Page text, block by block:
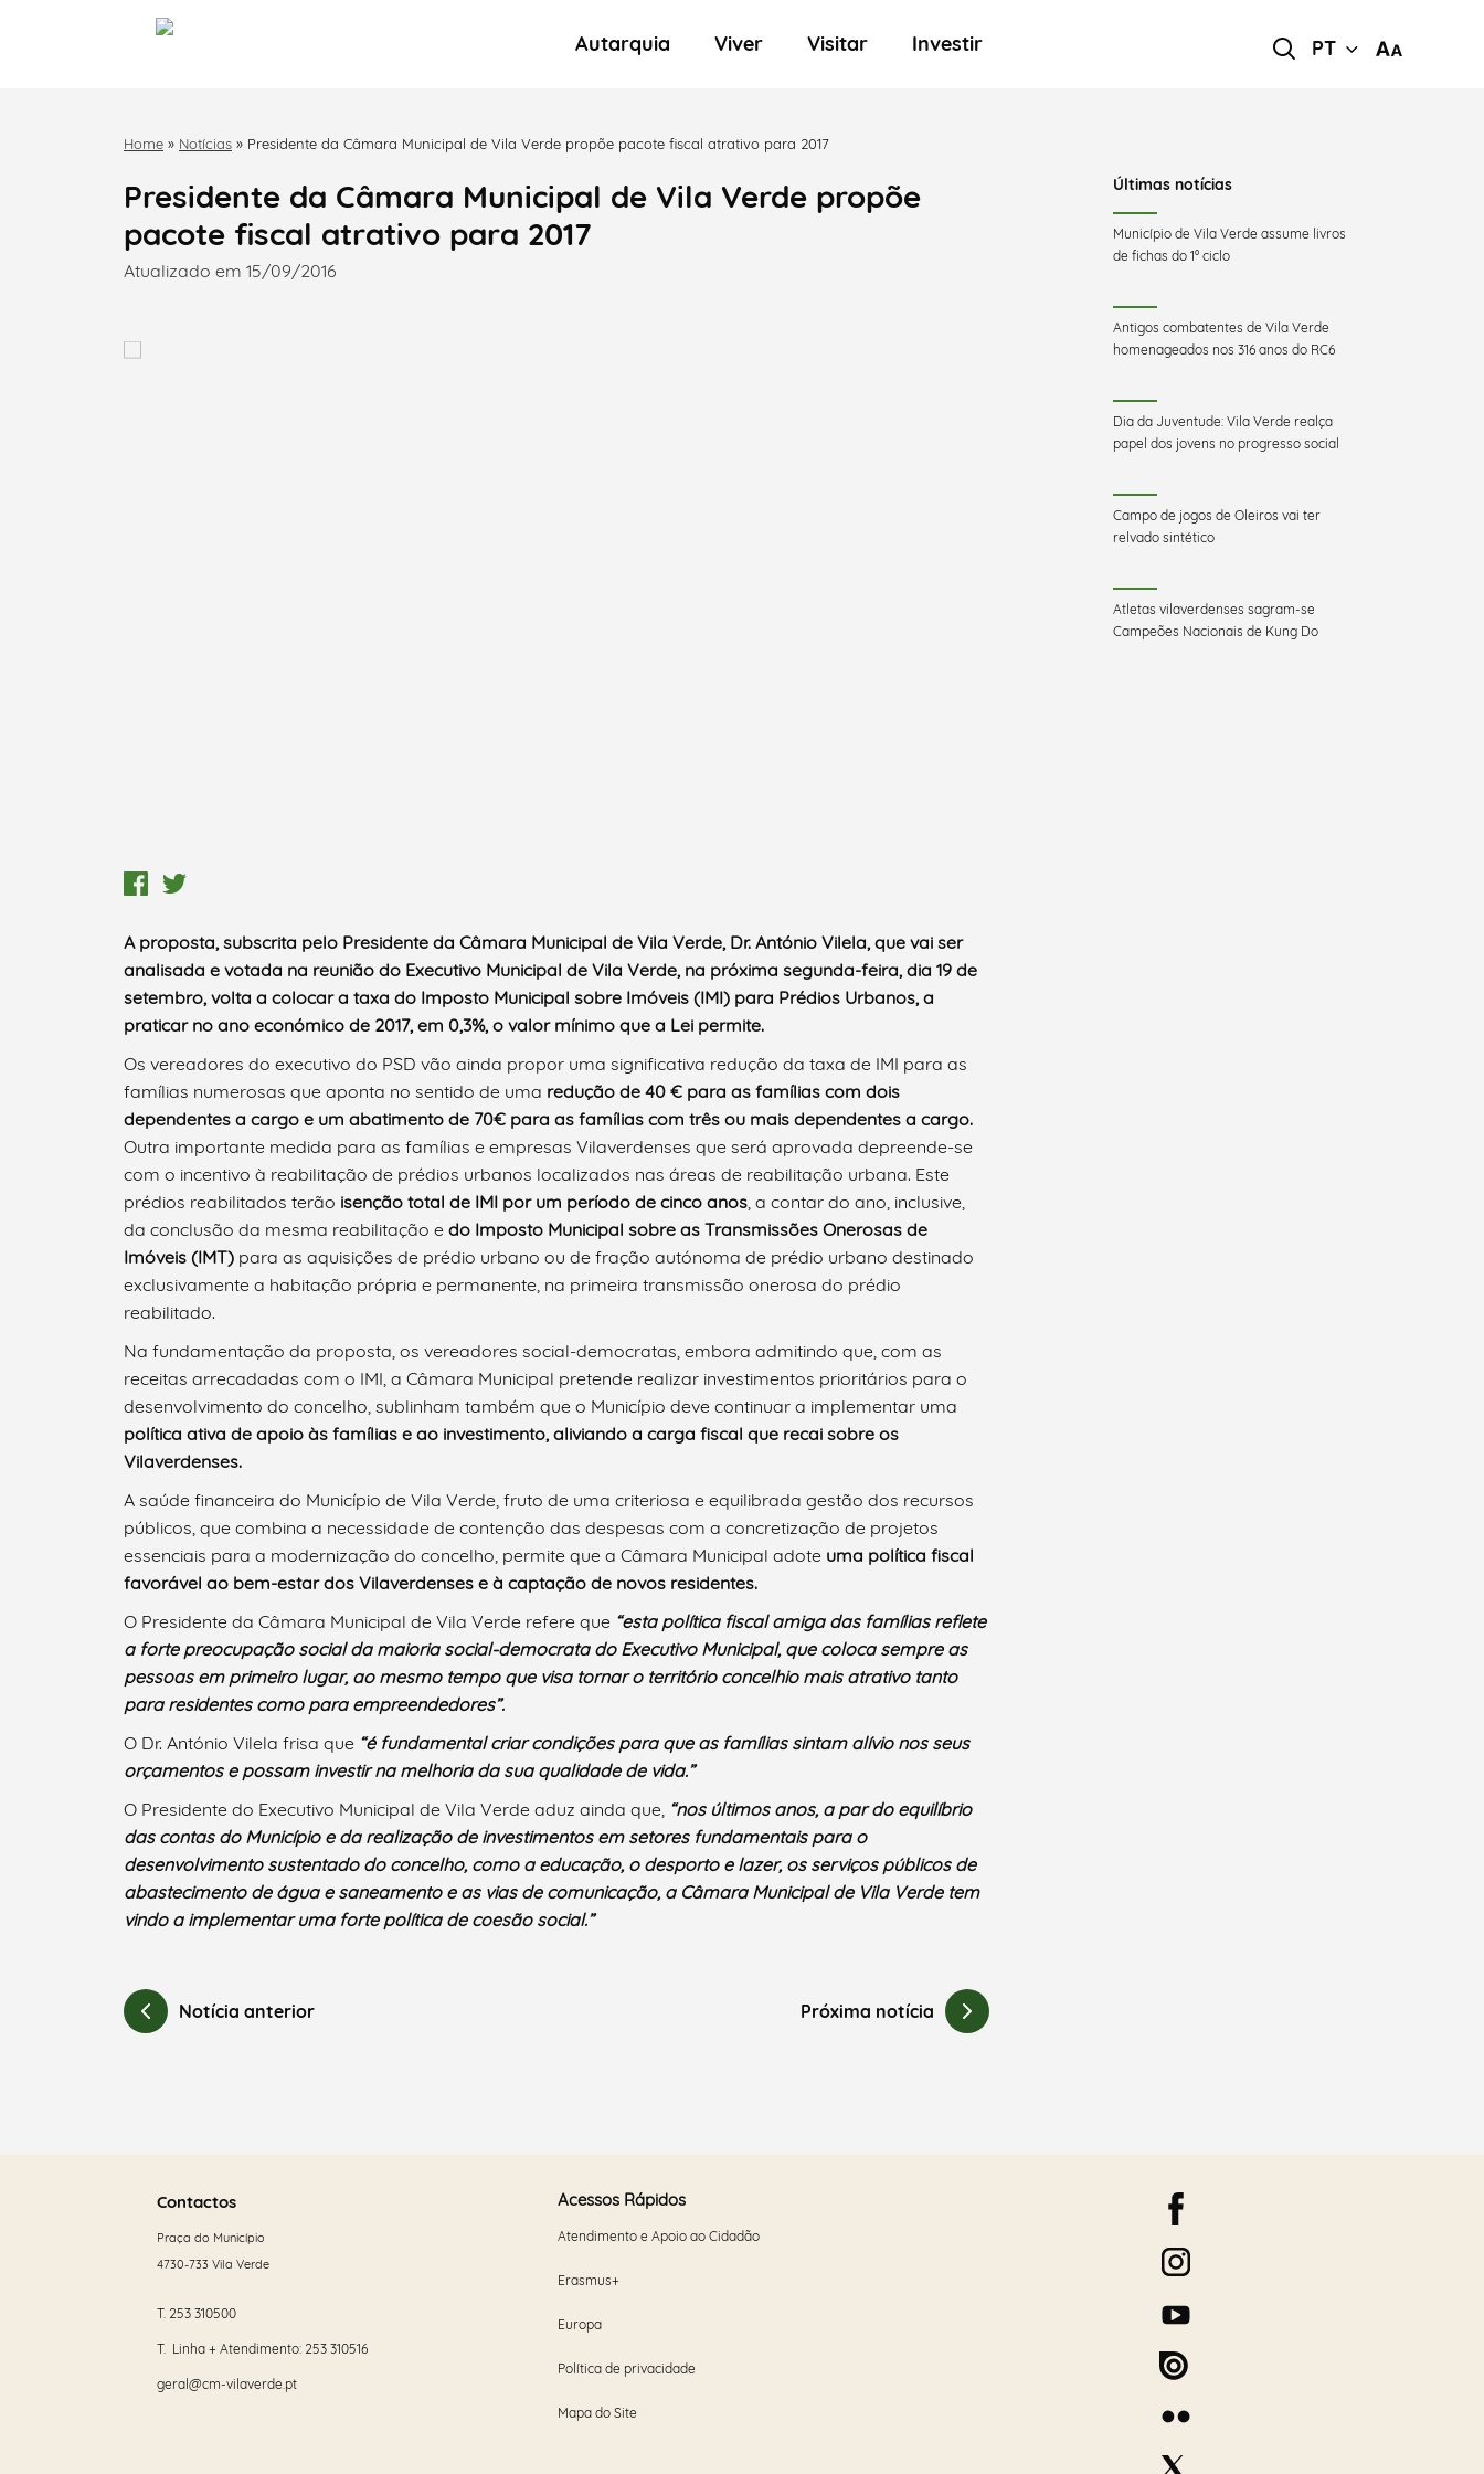
Autarquia Viver Visitar Investir PT
Termo de Pesquisa
Categorias gerais
Filtros
Home » Notícias » Presidente da Câmara Municipal de Vila Verde propõe pacote fiscal atrativo para 2017
Presidente da Câmara Municipal de Vila Verde propõe
pacote fiscal atrativo para 2017
Atualizado em 15/09/2016
A proposta, subscrita pelo Presidente da Câmara Municipal de Vila Verde, Dr. António Vilela, que vai ser
analisada e votada na reunião do Executivo Municipal de Vila Verde, na próxima segunda-feira, dia 19 de
setembro, volta a colocar a taxa do Imposto Municipal sobre Imóveis (IMI) para Prédios Urbanos, a
praticar no ano económico de 2017, em 0,3%, o valor mínimo que a Lei permite.
Os vereadores do executivo do PSD vão ainda propor uma significativa redução da taxa de IMI para as
famílias numerosas que aponta no sentido de uma redução de 40 € para as famílias com dois
dependentes a cargo e um abatimento de 70€ para as famílias com três ou mais dependentes a cargo.
Outra importante medida para as famílias e empresas Vilaverdenses que será aprovada depreende-se
com o incentivo à reabilitação de prédios urbanos localizados nas áreas de reabilitação urbana. Este
prédios reabilitados terão isenção total de IMI por um período de cinco anos, a contar do ano, inclusive,
da conclusão da mesma reabilitação e do Imposto Municipal sobre as Transmissões Onerosas de
Imóveis (IMT) para as aquisições de prédio urbano ou de fração autónoma de prédio urbano destinado
exclusivamente a habitação própria e permanente, na primeira transmissão onerosa do prédio
reabilitado.
Na fundamentação da proposta, os vereadores social-democratas, embora admitindo que, com as
receitas arrecadadas com o IMI, a Câmara Municipal pretende realizar investimentos prioritários para o
desenvolvimento do concelho, sublinham também que o Município deve continuar a implementar uma
política ativa de apoio às famílias e ao investimento, aliviando a carga fiscal que recai sobre os
Vilaverdenses.
A saúde financeira do Município de Vila Verde, fruto de uma criteriosa e equilibrada gestão dos recursos
públicos, que combina a necessidade de contenção das despesas com a concretização de projetos
essenciais para a modernização do concelho, permite que a Câmara Municipal adote uma política fiscal
favorável ao bem-estar dos Vilaverdenses e à captação de novos residentes.
O Presidente da Câmara Municipal de Vila Verde refere que “esta política fiscal amiga das famílias reflete
a forte preocupação social da maioria social-democrata do Executivo Municipal, que coloca sempre as
pessoas em primeiro lugar, ao mesmo tempo que visa tornar o território concelhio mais atrativo tanto
para residentes como para empreendedores”.
O Dr. António Vilela frisa que “é fundamental criar condições para que as famílias sintam alívio nos seus
orçamentos e possam investir na melhoria da sua qualidade de vida.”
O Presidente do Executivo Municipal de Vila Verde aduz ainda que, “nos últimos anos, a par do equilíbrio
das contas do Município e da realização de investimentos em setores fundamentais para o
desenvolvimento sustentado do concelho, como a educação, o desporto e lazer, os serviços públicos de
abastecimento de água e saneamento e as vias de comunicação, a Câmara Municipal de Vila Verde tem
vindo a implementar uma forte política de coesão social.”
Notícia anterior Próxima notícia
Últimas notícias
Município de Vila Verde assume livros
de fichas do 1º ciclo
Antigos combatentes de Vila Verde
homenageados nos 316 anos do RC6
Dia da Juventude: Vila Verde realça
papel dos jovens no progresso social
Campo de jogos de Oleiros vai ter
relvado sintético
Atletas vilaverdenses sagram-se
Campeões Nacionais de Kung Do
Contactos
Praça do Município
4730-733 Vila Verde
T. 253 310500
T. Linha + Atendimento: 253 310516
geral@cm-vilaverde.pt
Acessos Rápidos
Atendimento e Apoio ao Cidadão
Erasmus+
Europa
Política de privacidade
Mapa do Site